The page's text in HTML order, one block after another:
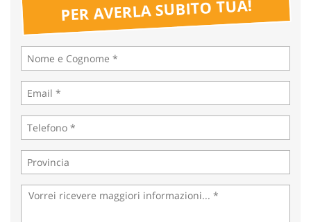
PER AVERLA SUBITO TUA!
Cookie delle preferenze
Cookie per il miglioramento dell'esperienza utente